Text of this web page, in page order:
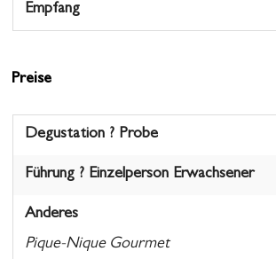
Empfang
Preise
Degustation ? Probe
Führung ? Einzelperson Erwachsener
Anderes
Pique-Nique Gourmet